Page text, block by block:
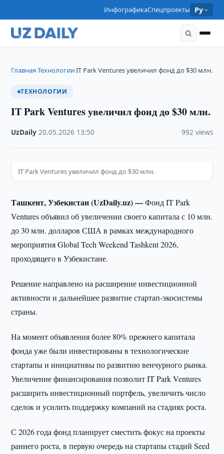
ИнфографикаСпецпроекты Ру
Главная›Технологии›IT Park Ventures увеличил фонд до $30 млн.
ТЕХНОЛОГИИ
IT Park Ventures увеличил фонд до $30 млн.
UzDaily ·20.05.2026 13:50 992 views
IT Park Ventures увеличил фонд до $30 млн.
Ташкент, Узбекистан (UzDaily.uz) —Фонд IT Park
Ventures объявил об увеличении своего капитала с 10 млн.
до 30 млн. долларов США в рамках международного
мероприятия Global Tech Weekend Tashkent 2026,
проходящего в Узбекистане.
Решение направлено на расширение инвестиционной
активности и дальнейшее развитие стартап-экосистемы
страны.
На момент объявления более 80% прежнего капитала
фонда уже были инвестированы в технологические
стартапы и инициативы по развитию венчурного рынка.
Увеличение финансирования позволит IT Park Ventures
расширить инвестиционный портфель, увеличить число
сделок и усилить поддержку компаний на стадиях роста.
С 2026 года фонд планирует сместить фокус на проекты
раннего роста, в первую очередь на стартапы стадий Seed